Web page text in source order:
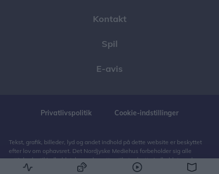
Kontakt
Spil
E-avis
Privatlivspolitik Cookie-indstillinger
Tekst, grafik, billeder, lyd og andet indhold på dette website er beskyttet
efter lov om ophavsret. Det Nordjyske Mediehus forbeholder sig alle
rettigheder til indholdet, herunder retten til at udnytte indholdet med
henblik på tekst- og datamining, jf. ophavsretslovens § 11 b og DSM-